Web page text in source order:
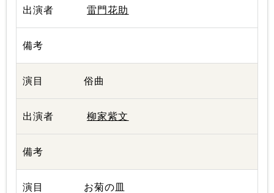
雷門花助
俗曲
柳家紫文
お菊の皿